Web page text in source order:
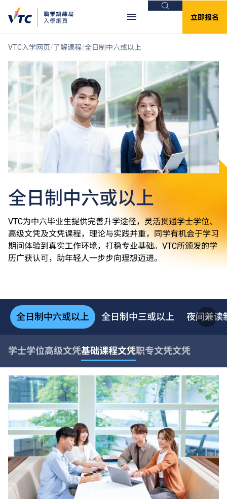
搜索
立即报名
VTC入学网页 了解课程 全日制中六或以上
全日制中六或以上
VTC为中六毕业生提供完善升学途径，灵活贯通学士学位、
高级文凭及文凭课程，理论与实践并重，同学有机会于学习
期间体验到真实工作环境，打稳专业基础。VTC所颁发的学
历广获认可，助年轻人一步步向理想迈进。
全日制中六或以上 全日制中三或以上 夜间兼读
学士学位高级文凭基础课程文凭职专文凭文凭